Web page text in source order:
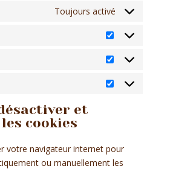
Toujours activé
Préférences
Statistiques
Marketing
et
cookies
votre navigateur internet pour
ou manuellement les